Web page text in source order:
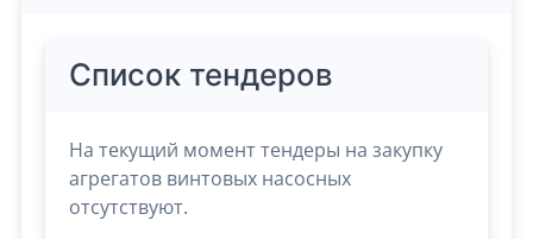
Список тендеров
На текущий момент тендеры на закупку
агрегатов винтовых насосных
отсутствуют.